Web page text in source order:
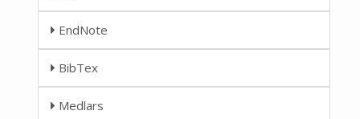
EndNote
BibTex
Medlars